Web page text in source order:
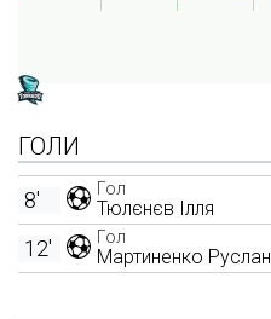
ГОЛИ
Гол
Тюлєнєв Ілля
8'
Гол
Мартиненко Руслан
12'